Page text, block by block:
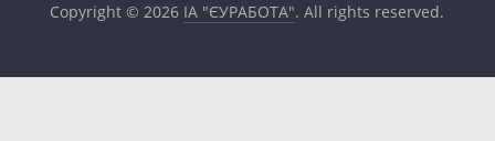
Copyright © 2026 ІА "ЄУРАБОТА". All rights reserved.